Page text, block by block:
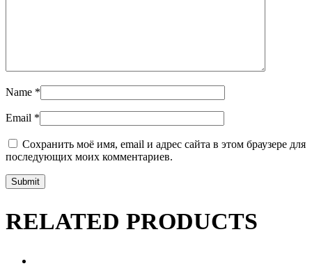
Name *
Email *
Сохранить моё имя, email и адрес сайта в этом браузере для
последующих моих комментариев.
RELATED PRODUCTS